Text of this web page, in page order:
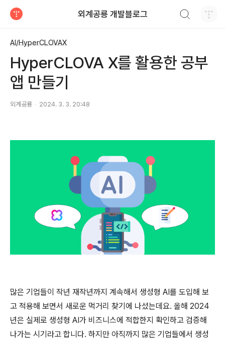
외계공룡 개발블로그
AI/HyperCLOVAX
HyperCLOVA X를 활용한 공부
앱 만들기
외계공룡 2024. 3. 3. 20:48
많은 기업들이 작년 재작년까지 계속해서 생성형 AI를 도입해 보
고 적용해 보면서 새로운 먹거리 찾기에 나섰는데요. 올해 2024
년은 실제로 생성형 AI가 비즈니스에 적합한지 확인하고 검증해
나가는 시기라고 합니다. 하지만 아직까지 많은 기업들에서 생성